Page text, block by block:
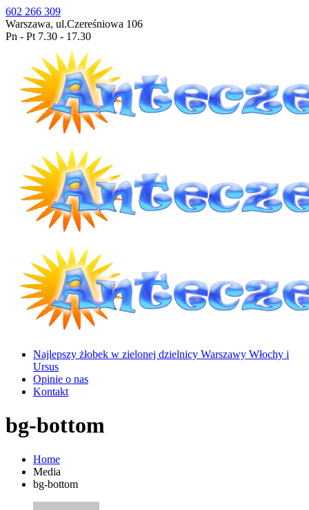
602 266 309
Warszawa, ul.Czereśniowa 106
Pn - Pt 7.30 - 17.30
Najlepszy żłobek w zielonej dzielnicy Warszawy Włochy i
Ursus
Opinie o nas
Kontakt
bg-bottom
Home
Media
bg-bottom